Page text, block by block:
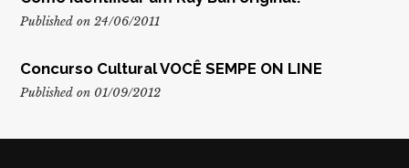
Published on 24/06/2011
Concurso Cultural VOCÊ SEMPE ON LINE
Published on 01/09/2012